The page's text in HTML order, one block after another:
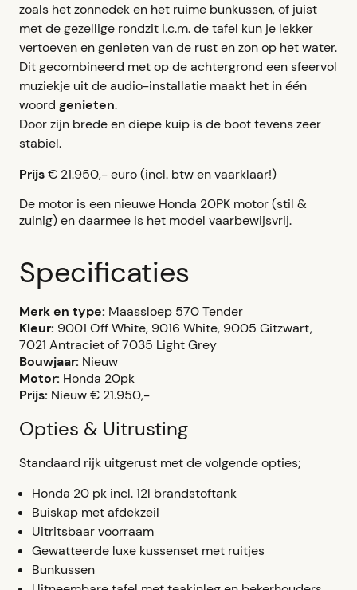
zoals het zonnedek en het ruime bunkussen, of juist
met de gezellige rondzit i.c.m. de tafel kun je lekker
vertoeven en genieten van de rust en zon op het water.
Dit gecombineerd met op de achtergrond een sfeervol
muziekje uit de audio-installatie maakt het in één
woord genieten.
Door zijn brede en diepe kuip is de boot tevens zeer
stabiel.
Prijs€ 21.950,- euro (incl. btw en vaarklaar!)
De motor is een nieuwe Honda 20PK motor (stil &
zuinig) en daarmee is het model vaarbewijsvrij.
Specificaties
Merk en type: Maassloep 570 Tender
Kleur: 9001 Off White, 9016 White, 9005 Gitzwart,
7021 Antraciet of 7035 Light Grey
Bouwjaar: Nieuw
Motor: Honda 20pk
Prijs: Nieuw € 21.950,-
Opties & Uitrusting
Standaard rijk uitgerust met de volgende opties;
Honda 20 pk incl. 12l brandstoftank
Buiskap met afdekzeil
Uitritsbaar voorraam
Gewatteerde luxe kussenset met ruitjes
Bunkussen